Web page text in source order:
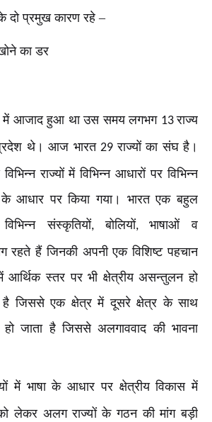
दो प्रमुख कारण रहे –
का डर
में आजाद हुआ था उस समय लगभग 13राज्य
थे। आज भारत 29राज्यों का संघ है।
विभिन्न राज्यों में विभिन्न आधारों पर विभिन्न
के आधार पर किया गया। भारत एक बहुल
संस्कृतियों,बोलियों,भाषाओं व
रहते हैं जिनकी अपनी एक विशिष्ट पहचान
आर्थिक स्तर पर भी क्षेत्रीय असन्तुलन हो
है जिससे एक क्षेत्र में दूसरे क्षेत्र के साथ
हो जाता है जिससे अलगाववाद की भावना
में भाषा के आधार पर क्षेत्रीय विकास में
लेकर अलग राज्यों के गठन की मांग बड़ी